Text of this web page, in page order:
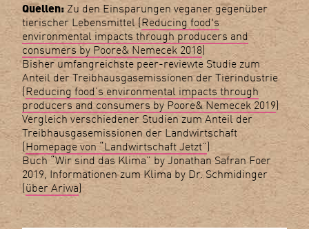
Quellen: Zu den Einsparungen veganer gegenüber
tierischer Lebensmittel (Reducing food's
environmental impacts through producers and
consumers by Poore& Nemecek 2018)
Bisher umfangreichste peer-reviewte Studie zum
Anteil der Treibhausgasemissionen der Tierindustrie
(Reducing food’s environmental impacts through
producers and consumers by Poore& Nemecek 2019)
Vergleich verschiedener Studien zum Anteil der
Treibhausgasemissionen der Landwirtschaft
(Homepage von “Landwirtschaft Jetzt”)
Buch “Wir sind das Klima” by Jonathan Safran Foer
2019, Informationen zum Klima by Dr. Schmidinger
(über Ariwa)